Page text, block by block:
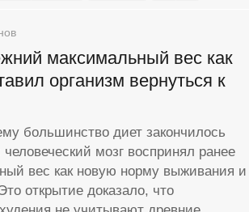
максимальный вес как
организм вернуться к
большинство диет закончилось
мозг воспринял ранее
вес как новую норму выживания и
открытие доказало, что